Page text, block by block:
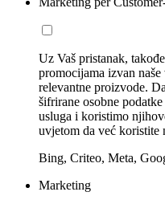
Uz Vaš pristanak,
promocijama izvan
relevantne proizvode.
šifrirane osobne
usluga i koristimo
uvjetom da već koristite
Bing, Criteo, Meta,
Marketing